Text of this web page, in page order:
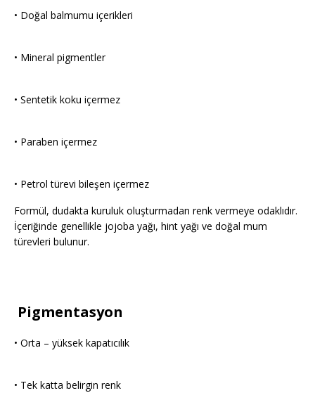
• Doğal balmumu içerikleri
• Mineral pigmentler
• Sentetik koku içermez
• Paraben içermez
• Petrol türevi bileşen içermez
Formül, dudakta kuruluk oluşturmadan renk vermeye odaklıdır.
İçeriğinde genellikle jojoba yağı, hint yağı ve doğal mum
türevleri bulunur.
Pigmentasyon
• Orta – yüksek kapatıcılık
• Tek katta belirgin renk